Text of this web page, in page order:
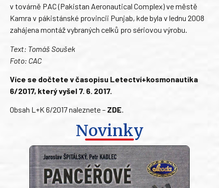
v továrně PAC (Pakistan Aeronautical Complex) ve městě
Kamra v pákistánské provincii Punjab, kde byla v lednu 2008
zahájena montáž vybraných celků pro sériovou výrobu.
Text: Tomáš Soušek
Foto: CAC
Více se dočtete v časopisu Letectví+kosmonautika
6/2017, který vyšel 7. 6. 2017.
Obsah L+K 6/2017 naleznete – ZDE.
Novinky